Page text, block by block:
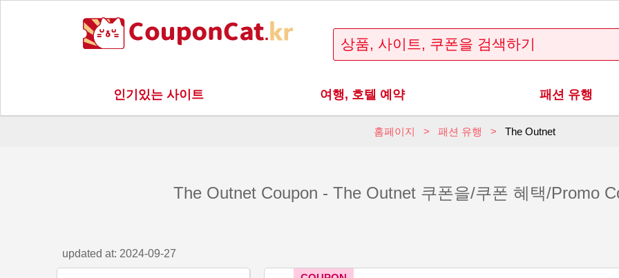
인기있는 사이트 여행, 호텔 예약 패션 유행
홈페이지 패션 유행 The Outnet
The Outnet Coupon - The Outnet 쿠폰을/쿠폰 혜택/Promo
updated at: 2024-09-27